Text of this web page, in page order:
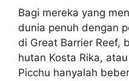
Bagi mereka yang
dunia penuh dengan
di Great Barrier Reef,
hutan Kosta Rika,
Picchu hanyalah